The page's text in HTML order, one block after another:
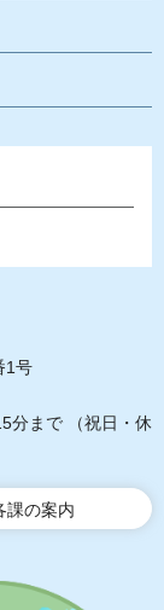
1号
分まで
（祝日・休
課の案内